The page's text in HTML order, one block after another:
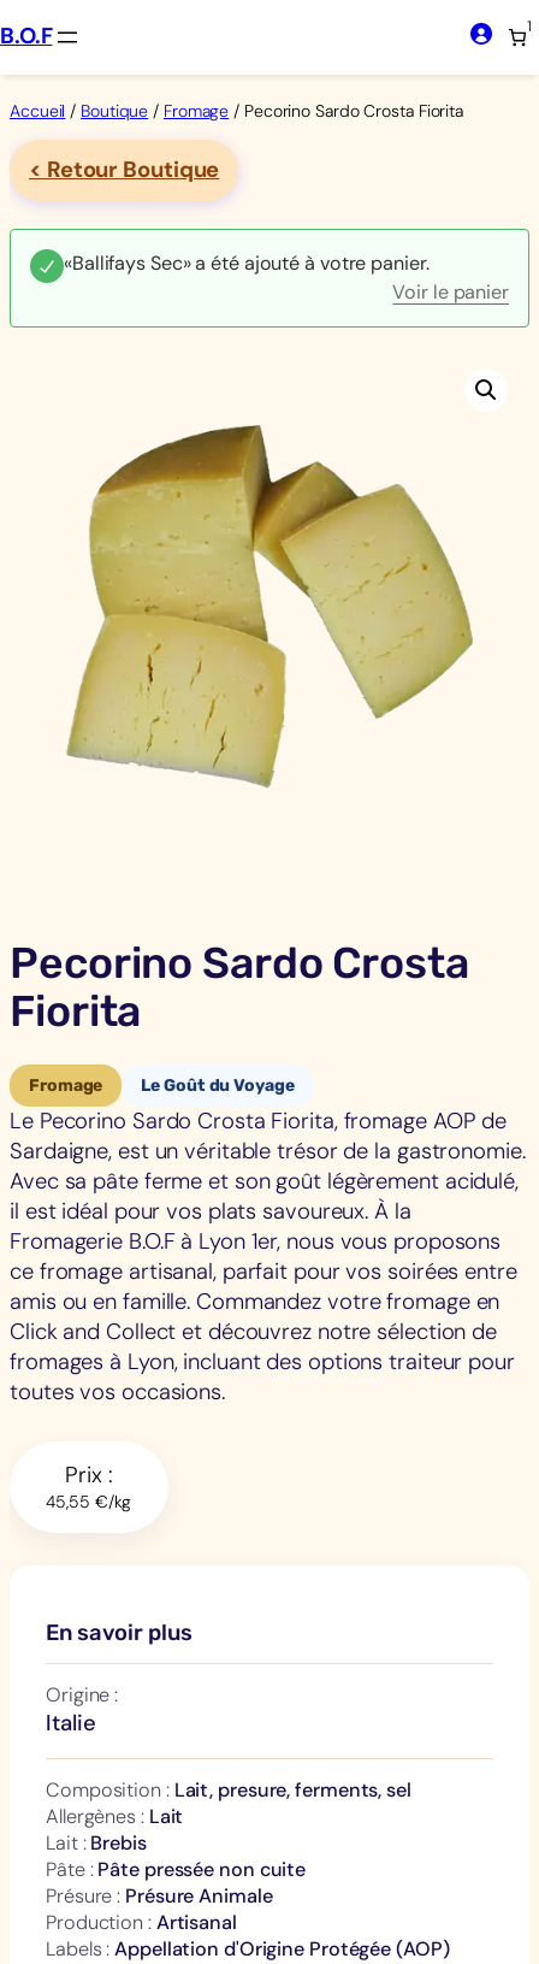
Aller
au
contenu
B.O.F 1
Accueil / Boutique / Fromage / Pecorino Sardo Crosta Fiorita
< Retour Boutique
«Ballifays Sec» a été ajouté à votre panier.
Voir le panier
Pecorino Sardo Crosta
Fiorita
Fromage Le Goût du Voyage
Le Pecorino Sardo Crosta Fiorita, fromage AOP de
Sardaigne, est un véritable trésor de la gastronomie.
Avec sa pâte ferme et son goût légèrement acidulé,
il est idéal pour vos plats savoureux. À la
Fromagerie B.O.F à Lyon 1er, nous vous proposons
ce fromage artisanal, parfait pour vos soirées entre
amis ou en famille. Commandez votre fromage en
Click and Collect et découvrez notre sélection de
fromages à Lyon, incluant des options traiteur pour
toutes vos occasions.
Prix :
45,55 €/kg
En savoir plus
Origine :
Italie
Composition : Lait, presure, ferments, sel
Allergènes : Lait
Lait : Brebis
Pâte : Pâte pressée non cuite
Présure : Présure Animale
Production :Artisanal
Labels :Appellation d'Origine Protégée (AOP)